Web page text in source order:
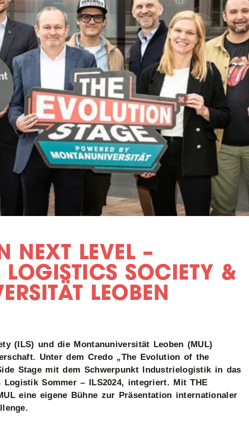
NEXT LEVEL –
LOGISTICS SOCIETY &
LEOBEN
(ILS) und die Montanuniversität Leoben (MUL)
Unter dem Credo „The Evolution of the
Stage mit dem Schwerpunkt Industrielogistik in das
Sommer – ILS2024, integriert. Mit THE
eine eigene Bühne zur Präsentation internationaler